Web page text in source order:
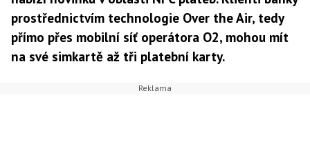
prostřednictvím technologie Over the Air, tedy
přímo přes mobilní síť operátora O2, mohou mít
na své simkartě až tři platební karty.